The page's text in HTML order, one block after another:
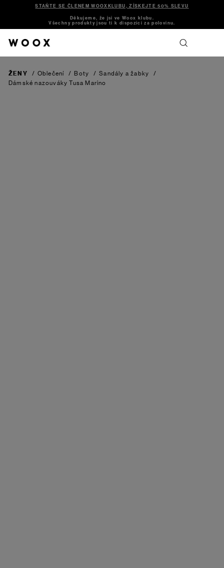
STAŇTE SE ČLENEM WOOXKLUBU, ZÍSKEJTE 50% SLEVU
Děkujeme, že jsi ve Woox klubu.
Všechny produkty jsou ti k dispozici za polovinu.
ŽENY / Oblečení / Boty / Sandály a žabky
/
Dámské nazouváky Tusa Marino